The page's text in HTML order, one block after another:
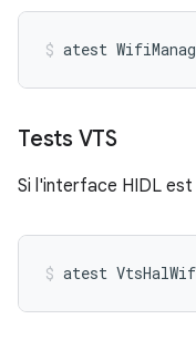
atest
Tests VTS
Si l'interface HIDL
atest